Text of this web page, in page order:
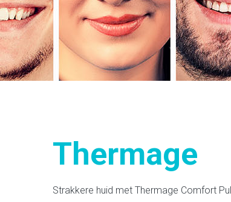
Thermage
Strakkere huid met Thermage Comfort